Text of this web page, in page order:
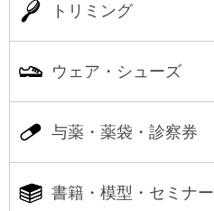
トリミング
ウェア・シューズ
与薬・薬袋・診察券
書籍・模型・セミナー